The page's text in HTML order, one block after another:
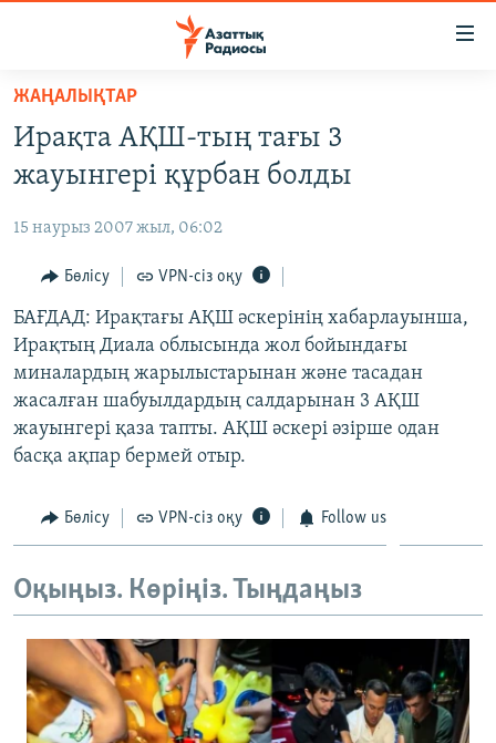
Skip
main
content
to
Navigation
Skip
to
Search
САЯСАТ
AZATTYQTV
ҚАҢТАР ОҚИҒАСЫ
АДАМ ҚҰҚЫҚТАРЫ
ӘЛЕУМЕТ
ӘЛЕМ
АРНАЙЫ ЖОБАЛАР
Русский
ЖАЗЫЛЫҢЫЗ
Басқа тілдерде
ЖАҢАЛЫҚТАР
Ирақта АҚШ-тың тағы 3
жауынгері құрбан болды
15 наурыз 2007 жыл, 06:02
Бөлісу VPN-сіз оқу
БАҒДАД: Ирақтағы АҚШ әскерінің хабарлауынша,
Ирақтың Диала облысында жол бойындағы
миналардың жарылыстарынан және тасадан
жасалған шабуылдардың салдарынан 3 АҚШ
жауынгері қаза тапты. АҚШ әскері әзірше одан
басқа ақпар бермей отыр.
Бөлісу VPN-сіз оқу Follow us
Оқыңыз. Көріңіз. Тыңдаңыз